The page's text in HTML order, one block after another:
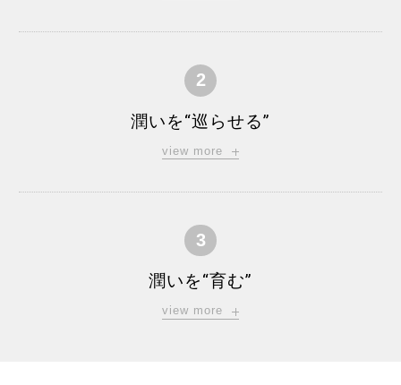
2
潤いを“巡らせる”
view more
3
潤いを“育む”
view more